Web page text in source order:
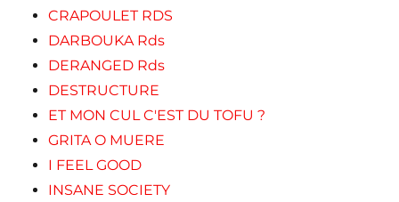
CRAPOULET RDS
DARBOUKA Rds
DERANGED Rds
DESTRUCTURE
ET MON CUL C'EST DU TOFU ?
GRITA O MUERE
I FEEL GOOD
INSANE SOCIETY